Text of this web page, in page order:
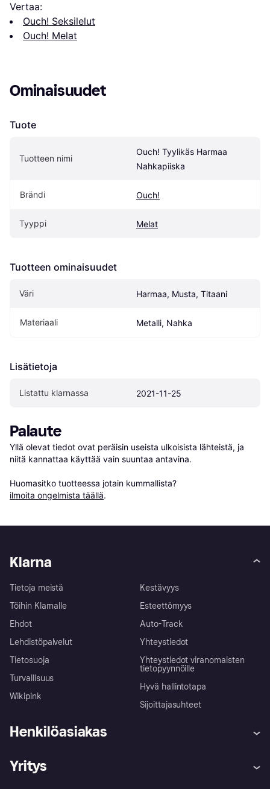
Vertaa:
Ouch! Seksilelut
Ouch! Melat
Ominaisuudet
Tuote
Tuotteen nimi
Ouch! Tyylikäs Harmaa
Nahkapiiska
Brändi Ouch!
Tyyppi Melat
Tuotteen ominaisuudet
Väri Harmaa, Musta, Titaani
Materiaali Metalli, Nahka
Lisätietoja
Listattu klarnassa 2021-11-25
Palaute
Yllä olevat tiedot ovat peräisin useista ulkoisista lähteistä, ja
niitä kannattaa käyttää vain suuntaa antavina.
Huomasitko tuotteessa jotain kummallista?
ilmoita ongelmista täällä.
Klarna
Tietoja meistä
Töihin Klarnalle
Ehdot
Lehdistöpalvelut
Tietosuoja
Turvallisuus
Wikipink
Kestävyys
Esteettömyys
Auto-Track
Yhteystiedot
Yhteystiedot viranomaisten
tietopyynnöille
Hyvä hallintotapa
Sijoittajasuhteet
Henkilöasiakas
Ohje
Kirjaudu sisään
Yritys